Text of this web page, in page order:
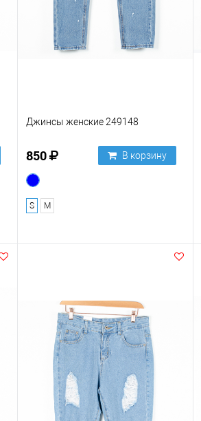
Джинсы женские 249148
850 В корзину
S M